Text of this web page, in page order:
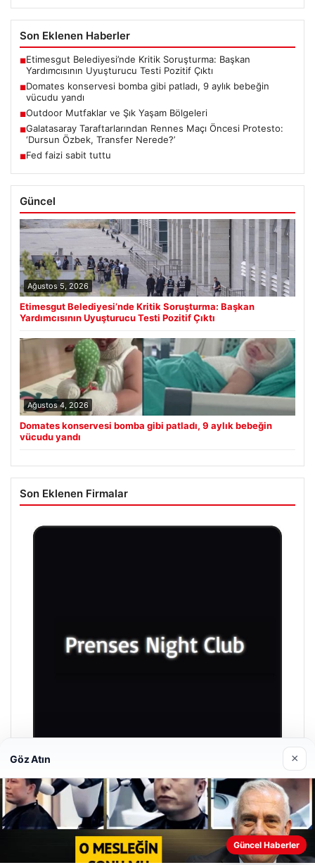
Son Eklenen Haberler
■Etimesgut Belediyesi’nde Kritik Soruşturma: Başkan
Yardımcısının Uyuşturucu Testi Pozitif Çıktı
■Domates konservesi bomba gibi patladı, 9 aylık bebeğin
vücudu yandı
■Outdoor Mutfaklar ve Şık Yaşam Bölgeleri
■Galatasaray Taraftarlarından Rennes Maçı Öncesi Protesto:
‘Dursun Özbek, Transfer Nerede?’
■Fed faizi sabit tuttu
Güncel
Ağustos 5, 2026
Etimesgut Belediyesi’nde Kritik Soruşturma: Başkan
Yardımcısının Uyuşturucu Testi Pozitif Çıktı
Ağustos 4, 2026
Domates konservesi bomba gibi patladı, 9 aylık bebeğin
vücudu yandı
Son Eklenen Firmalar
Prenses Night Club
Nisan 29, 2026
Göz Atın ×
Güncel Haberler